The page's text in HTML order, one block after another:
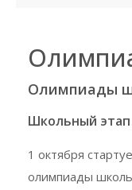
Олимпиады
Школьный
1 октября
олимпиады